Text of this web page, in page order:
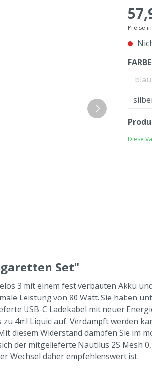
Preise
FARBE
blau
Diese
Set"
3 mit einem fest verbauten Akku
Leistung von 80 Watt. Sie haben
USB-C Ladekabel mit neuer
4ml Liquid auf. Verdampft werden
diesem Widerstand dampfen Sie im
der mitgelieferte Nautilus 2S Mesh
Wechsel daher empfehlenswert ist.